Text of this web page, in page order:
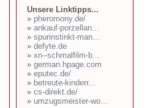
Unsere Linktipps...
» pheromony.de/
» ankauf-porzellan...
» spurinstinkt-man...
» defyte.de
» xn--schmalfilm-b...
» german.hpage.com
» eputec.de/
» betreute-kinderr...
» cs-direkt.de/
» umzugsmeister-wo...